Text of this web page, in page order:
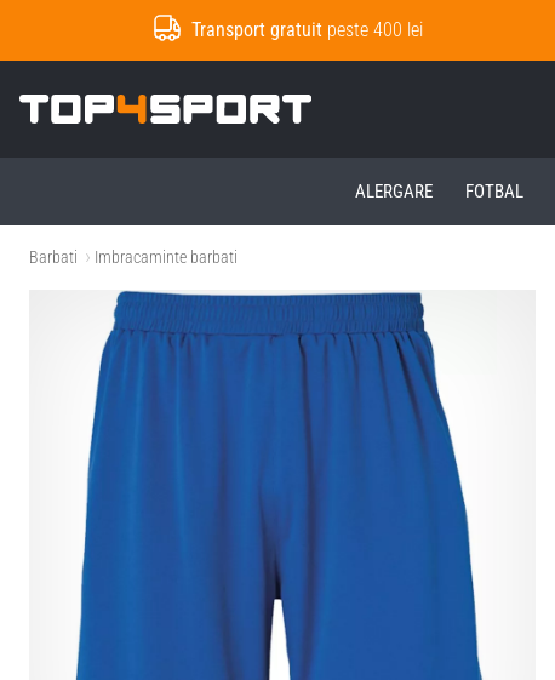
Transport gratuitpeste 400 lei
Top4Sport.ro
ALERGARE FOTBAL
Barbati Imbracaminte barbati